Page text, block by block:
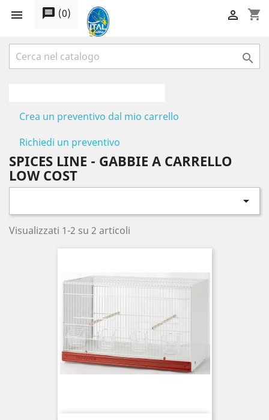
 message (0) shopping_cart


Crea un preventivo dal mio carrello
Richiedi un preventivo
SPICES LINE - GABBIE A CARRELLO
LOW COST

Visualizzati 1-2 su 2 articoli